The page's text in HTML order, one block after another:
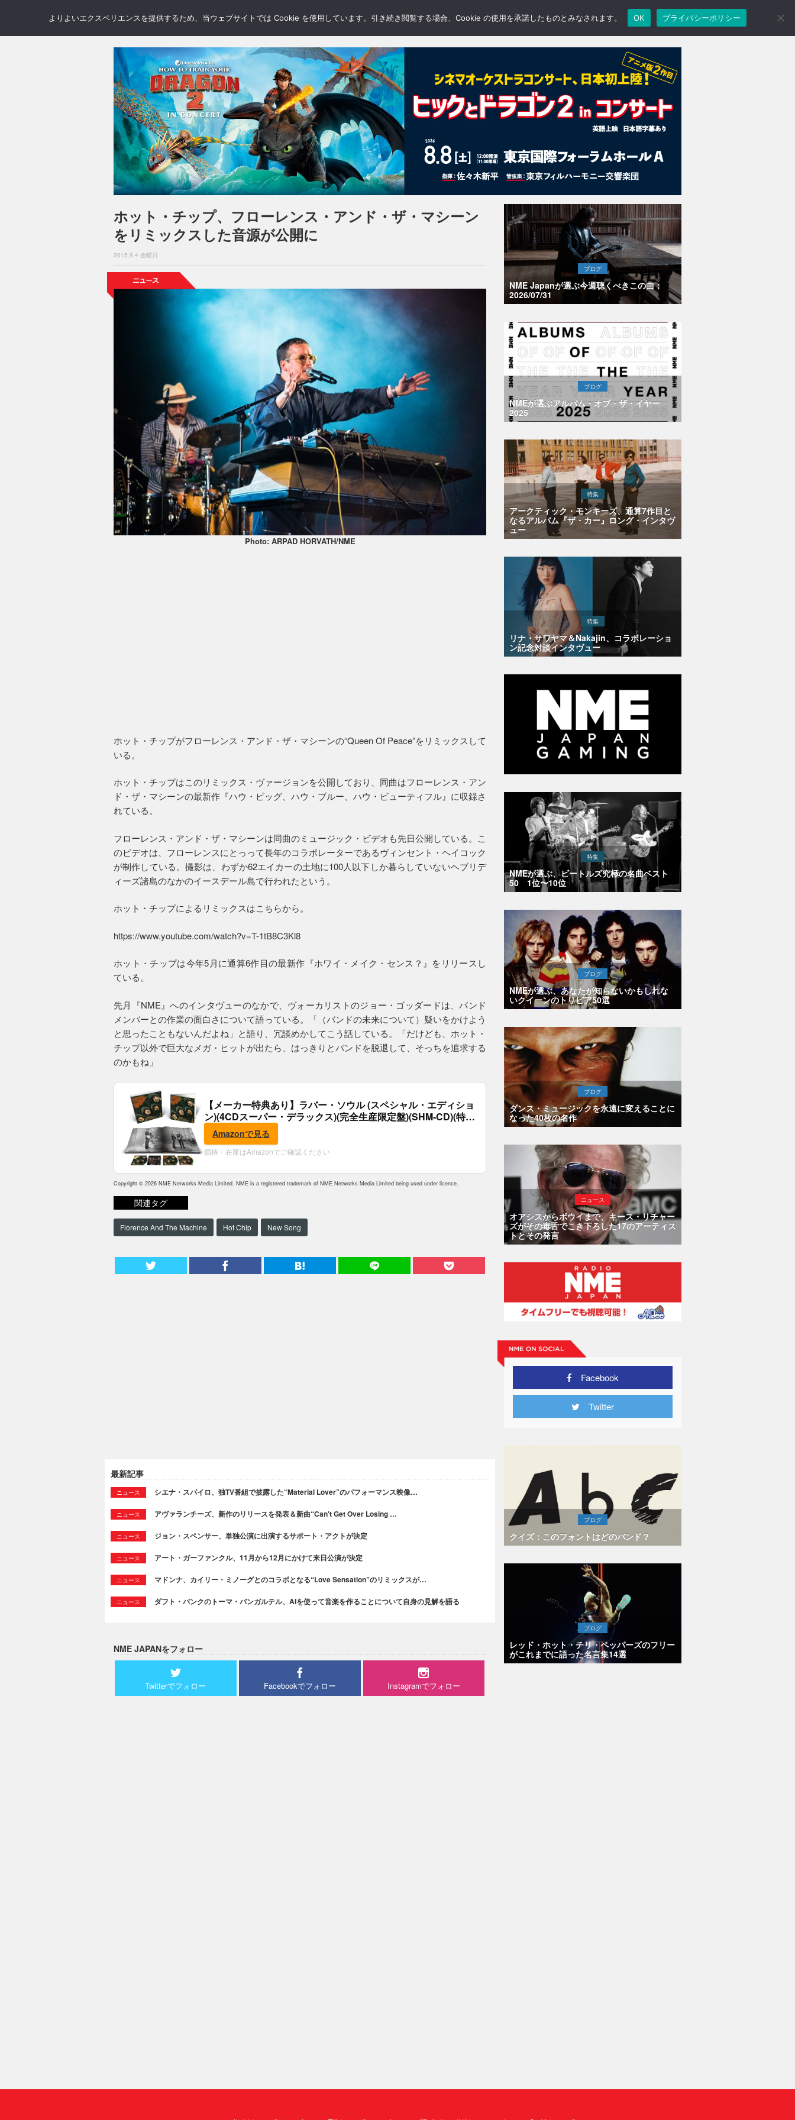
NEWS REVIEWS GALLERY BLOGS FEATURE
ホット・チップ、フローレンス・アンド・ザ・マシーン
をリミックスした音源が公開に
2015.9.4 金曜日
Photo: ARPAD HORVATH/NME
ホット・チップがフローレンス・アンド・ザ・マシーンの“Queen Of Peace”をリミックスして
いる。
ホット・チップはこのリミックス・ヴァージョンを公開しており、同曲はフローレンス・アン
ド・ザ・マシーンの最新作『ハウ・ビッグ、ハウ・ブルー、ハウ・ビューティフル』に収録さ
れている。
フローレンス・アンド・ザ・マシーンは同曲のミュージック・ビデオも先日公開している。こ
のビデオは、フローレンスにとっって長年のコラボレーターであるヴィンセント・ヘイコック
が制作している。撮影は、わずか62エイカーの土地に100人以下しか暮らしていないヘブリデ
ィーズ諸島のなかのイースデール島で行われたという。
ホット・チップによるリミックスはこちらから。
https://www.youtube.com/watch?v=T-1tB8C3Kl8
ホット・チップは今年5月に通算6作目の最新作『ホワイ・メイク・センス？』をリリースし
ている。
先月『NME』へのインタヴューのなかで、ヴォーカリストのジョー・ゴッダードは、バンド
メンバーとの作業の面白さについて語っている。「（バンドの未来について）疑いをかけよう
と思ったこともないんだよね」と語り、冗談めかしてこう話している。「だけども、ホット・
チップ以外で巨大なメガ・ヒットが出たら、はっきりとバンドを脱退して、そっちを追求する
のかもね」
【メーカー特典あり】ラバー・ソウル (スペシャル・エディショ
ン)(4CDスーパー・デラックス)(完全生産限定盤)(SHM-CD)(特
典:B2ポスター付)
Amazonで見る
価格・在庫はAmazonでご確認ください
Copyright © 2026 NME Networks Media Limited. NME is a registered trademark of NME Networks Media Limited being used under licence.
関連タグ
Florence And The Machine Hot Chip New Song
最新記事
ニュース シエナ・スパイロ、独TV番組で披露した“Material Lover”のパフォーマンス映像…
ニュース アヴァランチーズ、新作のリリースを発表＆新曲“Can't Get Over Losing …
ニュース ジョン・スペンサー、単独公演に出演するサポート・アクトが決定
ニュース アート・ガーファンクル、11月から12月にかけて来日公演が決定
ニュース マドンナ、カイリー・ミノーグとのコラボとなる“Love Sensation”のリミックスが…
ニュース ダフト・パンクのトーマ・バンガルテル、AIを使って音楽を作ることについて自身の見解を語る
NME JAPANをフォロー
Twitterでフォロー Facebookでフォロー Instagramでフォロー
ブログ
NME Japanが選ぶ今週聴くべきこの曲：
2026/07/31
ブログ
NMEが選ぶアルバム・オブ・ザ・イヤー
2025
特集
アークティック・モンキーズ、通算7作目と
なるアルバム『ザ・カー』ロング・インタヴ
ュー
特集
リナ・サワヤマ＆Nakajin、コラボレーショ
ン記念対談インタヴュー
特集
NMEが選ぶ、ビートルズ究極の名曲ベスト
50 1位〜10位
ブログ
NMEが選ぶ、あなたが知らないかもしれな
いクイーンのトリビア50選
ブログ
ダンス・ミュージックを永遠に変えることに
なった40枚の名作
ニュース
オアシスからボウイまで、キース・リチャー
ズがその毒舌でこき下ろした17のアーティス
トとその発言
Facebook
Twitter
ブログ
クイズ：このフォントはどのバンド？
ブログ
レッド・ホット・チリ・ペッパーズのフリー
がこれまでに語った名言集14選
よりよいエクスペリエンスを提供するため、当ウェブサイトでは Cookie を使用しています。引き続き閲覧する場合、Cookie の使用を承諾したものとみなされます。 OK プライバシーポリシー